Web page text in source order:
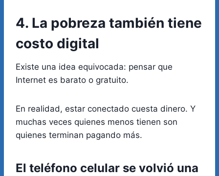
4. La pobreza también tiene
costo digital
Existe una idea equivocada: pensar que
Internet es barato o gratuito.
En realidad, estar conectado cuesta dinero. Y
muchas veces quienes menos tienen son
quienes terminan pagando más.
El teléfono celular se volvió una